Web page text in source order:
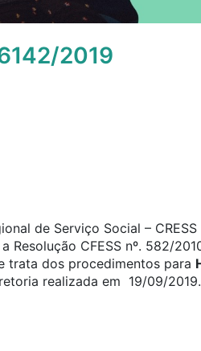
2019
de Serviço Social –
Resolução CFESS nº. 582/
trata dos procedimentos para
realizada em 19/09/2019.